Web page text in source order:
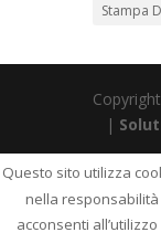
Stampa
|
Questo sito utilizza
nella
acconsenti